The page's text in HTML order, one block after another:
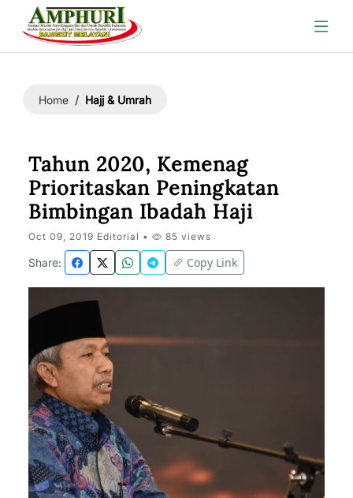
Home Hajj & Umrah
Tahun 2020, Kemenag
Prioritaskan Peningkatan
Bimbingan Ibadah Haji
Oct 09, 2019 Editorial • 85 views
Share: Copy Link